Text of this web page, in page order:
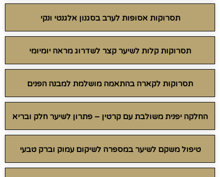
תסרוקות אסופות לערב בסגנון אלגנטי ונקי
תסרוקות קלות לשיער קצר לשדרוג מראה יומיומי
תסרוקות לקארה בהתאמה מושלמת למבנה הפנים
החלקה יפנית משולבת עם קרטין – פתרון לשיער חלק ובריא
טיפול משקם לשיער במספרה לשיקום עמוק וברק טבעי